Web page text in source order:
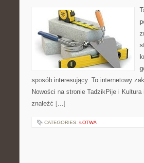
sposób interesujący. To internetowy
Nowości na stronie TadzikPije i
znaleźć […]
CATEGORIES: ŁOTWA